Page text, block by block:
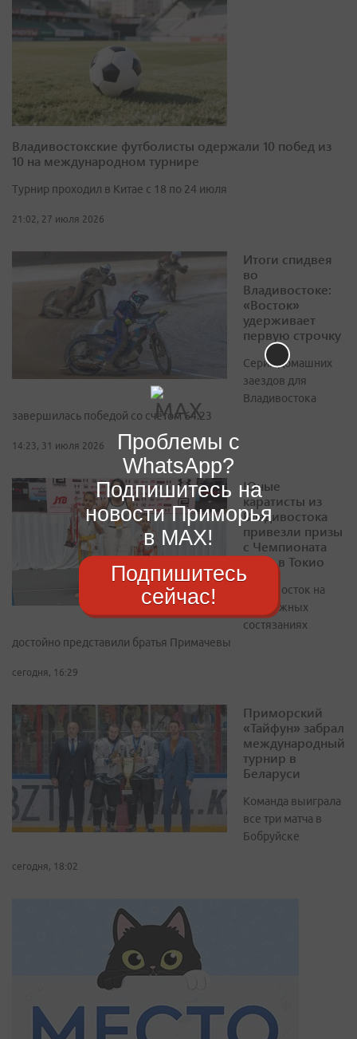
Владивостокские футболисты одержали 10 побед из
10 на международном турнире
Турнир проходил в Китае с 18 по 24 июля
21:02, 27 июля 2026
Итоги спидвея
во
Владивостоке:
«Восток»
удерживает
первую строчку
Серия домашних
заездов для
Владивостока
завершилась победой со счётом 64:23
14:23, 31 июля 2026
Юные
каратисты из
Владивостока
привезли призы
с Чемпионата
мира в Токио
Владивосток на
престижных
состязаниях
достойно представили братья Примачевы
сегодня, 16:29
Приморский
«Тайфун» забрал
международный
турнир в
Беларуси
Команда выиграла
все три матча в
Бобруйске
сегодня, 18:02
Проблемы с
WhatsApp?
Подпишитесь на
новости Приморья
в MAX!
Подпишитесь
сейчас!